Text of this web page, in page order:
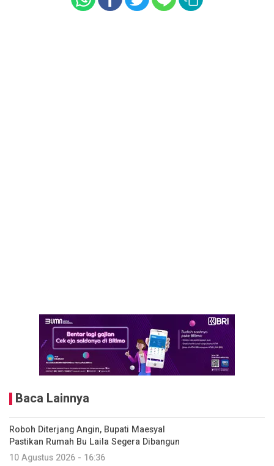
Baca Lainnya
Roboh Diterjang Angin, Bupati Maesyal
Pastikan Rumah Bu Laila Segera Dibangun
10 Agustus 2026 - 16:36